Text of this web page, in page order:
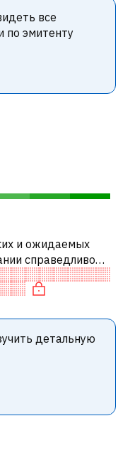
все
по эмитенту
и ожидаемых
справедливо
компаниями.
детальную